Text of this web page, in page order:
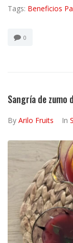
Tags: Beneficios
0
Sangría de zumo
By Arilo Fruits In